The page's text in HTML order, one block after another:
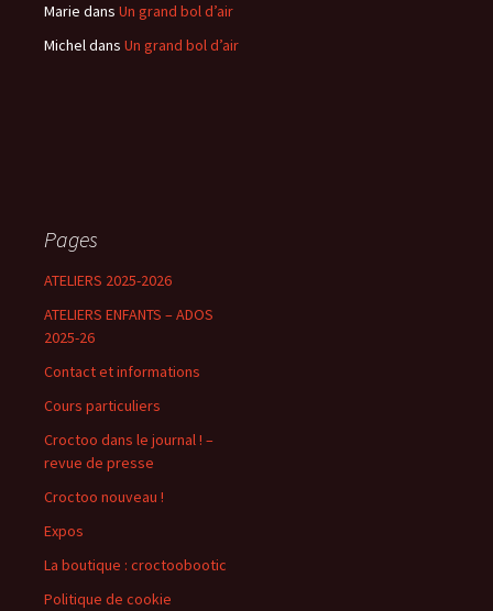
Marie dans Un grand bol d’air
Micheldans Un grand bol d’air
Pages
ATELIERS 2025-2026
ATELIERS ENFANTS – ADOS
2025-26
Contact et informations
Cours particuliers
Croctoo dans le journal ! –
revue de presse
Croctoo nouveau !
Expos
La boutique : croctoobootic
Politique de cookie